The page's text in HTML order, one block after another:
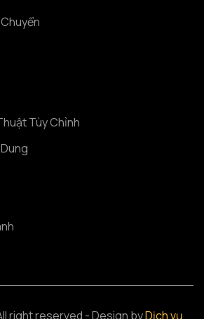
Tùy Chỉnh
right reserved - Design byDịch vụ